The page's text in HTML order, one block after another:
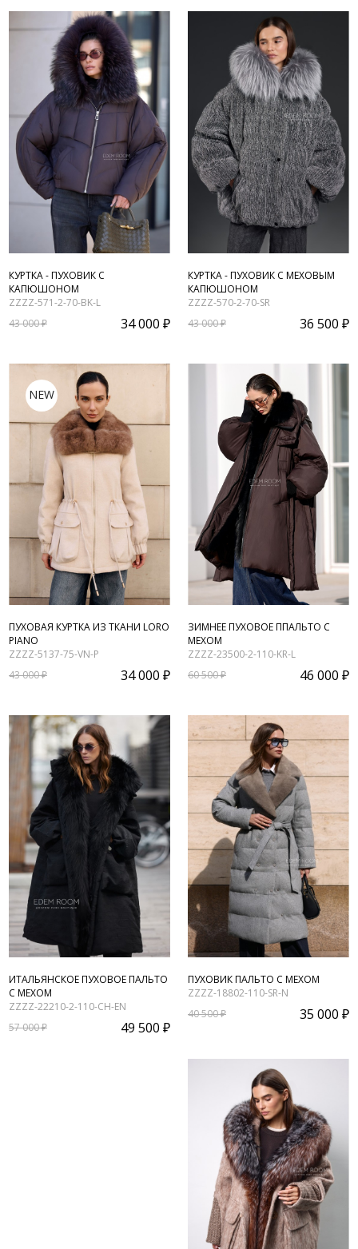
КУРТКА - ПУХОВИК С
КАПЮШОНОМ
ZZZZ-571-2-70-BK-L
43 000 ₽
34 000 ₽
КУРТКА - ПУХОВИК С МЕХОВЫМ
КАПЮШОНОМ
ZZZZ-570-2-70-SR
43 000 ₽
36 500 ₽
NEW
ПУХОВАЯ КУРТКА ИЗ ТКАНИ LORO
PIANO
ZZZZ-5137-75-VN-P
43 000 ₽
34 000 ₽
ЗИМНЕЕ ПУХОВОЕ ППАЛЬТО С
МЕХОМ
ZZZZ-23500-2-110-KR-L
60 500 ₽
46 000 ₽
ИТАЛЬЯНСКОЕ ПУХОВОЕ ПАЛЬТО
С МЕХОМ
ZZZZ-22210-2-110-CH-EN
57 000 ₽
49 500 ₽
ПУХОВИК ПАЛЬТО С МЕХОМ
ZZZZ-18802-110-SR-N
40 500 ₽
35 000 ₽